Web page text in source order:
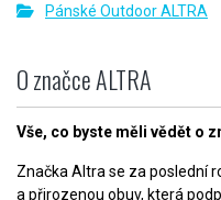
Pánské Outdoor ALTRA
O značce ALTRA
Vše, co byste měli vědět o
Značka Altra se za poslední
a přirozenou obuv, která